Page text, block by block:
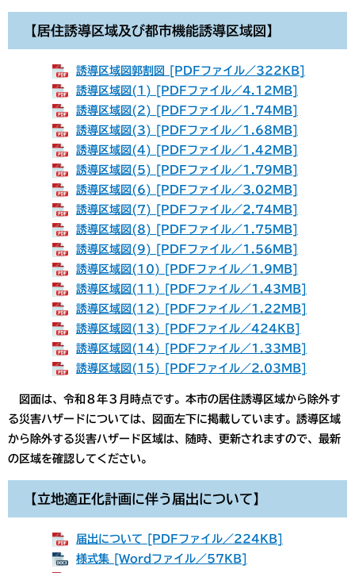
【居住誘導区域及び都市機能誘導区域図】
誘導区域図郭割図 [PDFファイル／322KB]
誘導区域図(1) [PDFファイル／4.12MB]
誘導区域図(2) [PDFファイル／1.74MB]
誘導区域図(3) [PDFファイル／1.68MB]
誘導区域図(4) [PDFファイル／1.42MB]
誘導区域図(5) [PDFファイル／1.79MB]
誘導区域図(6) [PDFファイル／3.02MB]
誘導区域図(7) [PDFファイル／2.74MB]
誘導区域図(8) [PDFファイル／1.75MB]
誘導区域図(9) [PDFファイル／1.56MB]
誘導区域図(10) [PDFファイル／1.9MB]
誘導区域図(11) [PDFファイル／1.43MB]
誘導区域図(12) [PDFファイル／1.22MB]
誘導区域図(13) [PDFファイル／424KB]
誘導区域図(14) [PDFファイル／1.33MB]
誘導区域図(15) [PDFファイル／2.03MB]
図面は、令和８年３月時点です。本市の居住誘導区域から除外す
る災害ハザードについては、図面左下に掲載しています。誘導区域
から除外する災害ハザード区域は、随時、更新されますので、最新
の区域を確認してください。
【立地適正化計画に伴う届出について】
届出について [PDFファイル／224KB]
様式集 [Wordファイル／57KB]